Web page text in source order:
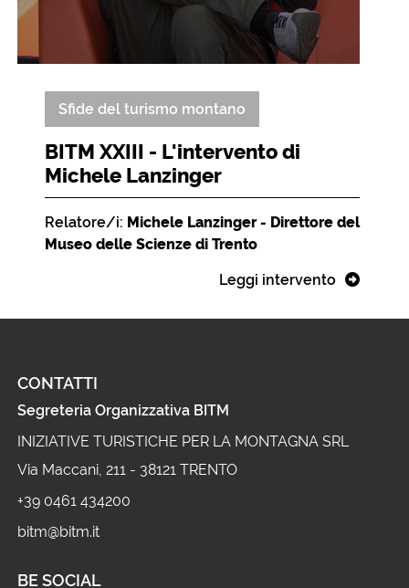
Sfide del turismo montano
BITM XXIII - L'intervento di
Michele Lanzinger
Relatore/i: Michele Lanzinger - Direttore del
Museo delle Scienze di Trento
Leggi intervento
CONTATTI
Segreteria Organizzativa BITM
INIZIATIVE TURISTICHE PER LA MONTAGNA SRL
Via Maccani, 211 - 38121 TRENTO
+39 0461 434200
bitm@bitm.it
BE SOCIAL